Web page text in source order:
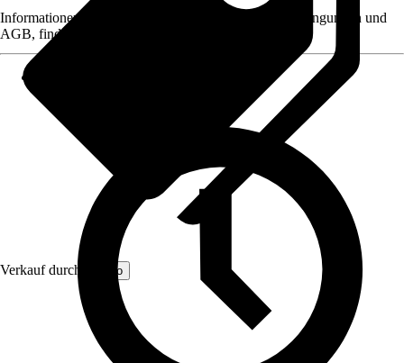
Verkauf durch: Kordo
Informationen des Verkäufers, wie z. B. Rückgabebedingungen und
AGB, finden Sie bei Klick auf den Verkäufernamen.